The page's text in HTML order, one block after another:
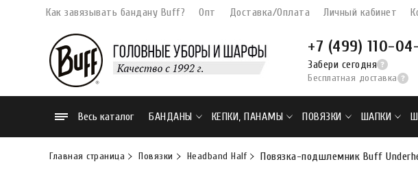
Как завязывать бандану Buff? Опт Доставка/Оплата Личный кабинет
+7 (499) 110-
Забери сегодня
Бесплатная доставка
Весь каталог БАНДАНЫ КЕПКИ, ПАНАМЫ ПОВЯЗКИ ШАПКИ
Главная страница Повязки Headband Half Повязка-подшлемник Buff